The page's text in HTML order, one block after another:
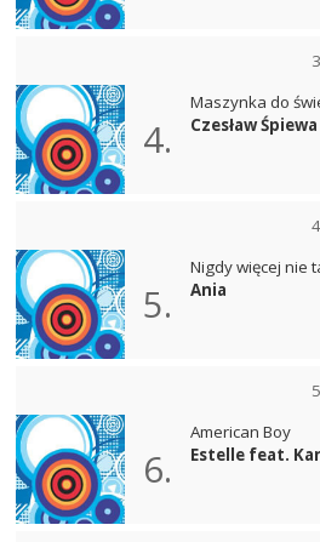
3
4.
Maszynka do
Czesław Śpiewa
4
5.
Nigdy więcej nie
Ania
5
6.
American Boy
Estelle feat.